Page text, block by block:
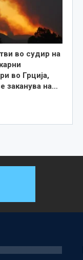
во судир на
во Грција,
заканува на…